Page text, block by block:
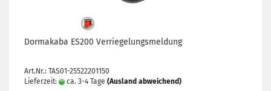
Dormakaba ES200 Verriegelungsmeldung
Art.Nr.: TAS01-25522201150
Lieferzeit:
ca. 3-4 Tage (Ausland abweichend)